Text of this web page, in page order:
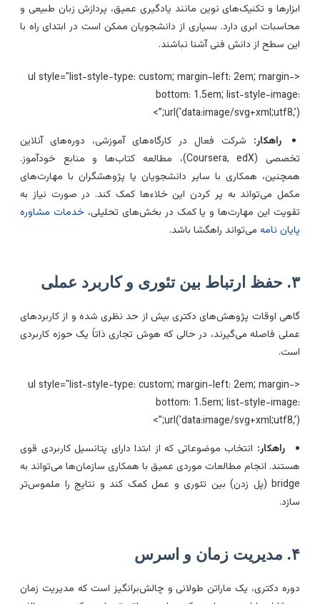
و تکنیک‌های نوین مانند یادگیری عمیق، پردازش زبان طبیعی و
ابری دارد. بسیاری از دانشجویان ممکن است در ابتدای راه با
سطح از دانش فنی آشنا نباشند.
<ul style="list-style-type: custom; margin-left: 2em; margin-
bottom: 1.5em; list-style-
url('data:image/
راهکار:شرکت فعال در کارگاه‌های آموزشی، دوره‌های آنلاین
تخصصی (Coursera, edX)، مطالعه کتاب‌ها و منابع خودآموز.
همکاری با سایر دانشجویان یا پژوهشگران با مهارت‌های
می‌تواند به پر کردن این خلاءها کمک کند. در صورت نیاز به
این مهارت‌ها و یا کمک در بخش‌های تحلیلی،خدمات مشاوره
نامهمی‌تواند راهگشا باشد.
اوقات پژوهش‌های دکتری بیش از حد نظری شده و از کاربردهای
فاصله می‌گیرند، در حالی که هوش تجاری ذاتاً یک حوزه کاربردی
<ul style="list-style-type: custom; margin-left: 2em; margin-
bottom: 1.5em; list-style-
url('data:image/
راهکار:انتخاب موضوعاتی که از ابتدا دارای پتانسیل کاربردی قوی
انجام مطالعات موردی عمیق با همکاری سازمان‌ها می‌تواند به
bridge (پل زدن) بین تئوری و عمل کمک کند و نتایج را ملموس‌تر
دکتری، یک ماراتن طولانی و چالش‌برانگیز است که مدیریت زمان